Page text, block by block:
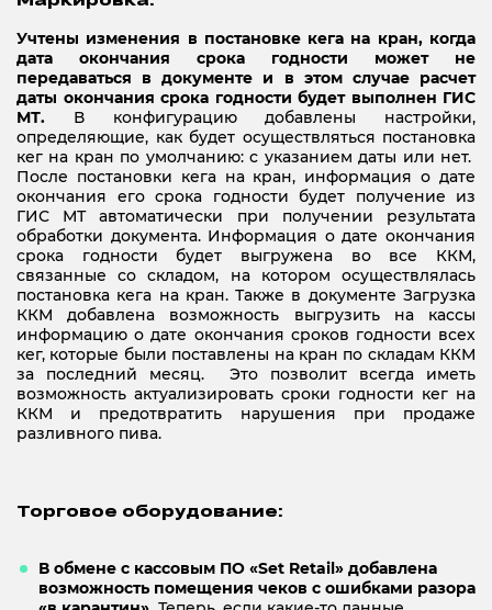
Учтены изменения в постановке кега на кран, когда
дата окончания срока годности может не
передаваться в документе и в этом случае расчет
даты окончания срока годности будет выполнен ГИС
МТ. В конфигурацию добавлены настройки,
определяющие, как будет осуществляться постановка
кег на кран по умолчанию: с указанием даты или нет.
После постановки кега на кран, информация о дате
окончания его срока годности будет получение из
ГИС МТ автоматически при получении результата
обработки документа. Информация о дате окончания
срока годности будет выгружена во все ККМ,
связанные со складом, на котором осуществлялась
постановка кега на кран. Также в документе Загрузка
ККМ добавлена возможность выгрузить на кассы
информацию о дате окончания сроков годности всех
кег, которые были поставлены на кран по складам ККМ
за последний месяц. Это позволит всегда иметь
возможность актуализировать сроки годности кег на
ККМ и предотвратить нарушения при продаже
разливного пива.
Торговое оборудование:
В обмене с кассовым ПО «Set Retail» добавлена
возможность помещения чеков с ошибками разора